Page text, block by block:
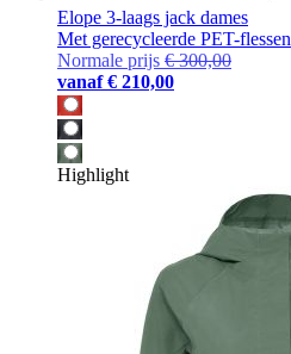
Elope 3-laags jack dames
Met gerecycleerde PET-flessen
Normale prijs € 300,00
vanaf € 210,00
Highlight